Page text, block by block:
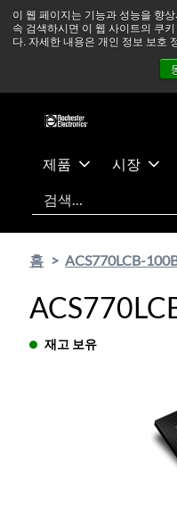
이 웹 페이지는 기능과 성능을 향
속 검색하시면 이 웹 사이트의 쿠
다. 자세한 내용은 개인 정보 보호
츠
건
중동 지역 상황을 지속적
정상적으로 운영되
뉴스
제품 시장
검색
홈 ACS770LCB-
재고 보유